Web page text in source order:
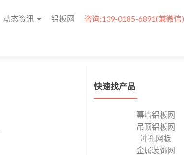
动态资讯 铝板网 咨询:139-0185-6891(兼微信)
快速找产品
幕墙铝板网
吊顶铝板网
冲孔网板
金属装饰网